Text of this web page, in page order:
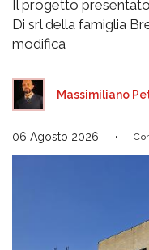
Il progetto
Di srl della famiglia
modifica
Massimiliano
06 Agosto 2026